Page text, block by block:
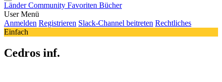
LänderCommunity Favoriten Bücher
User Menü
Anmelden Registrieren Slack-Channel beitreten Rechtliches
Einfach
Cedros inf.